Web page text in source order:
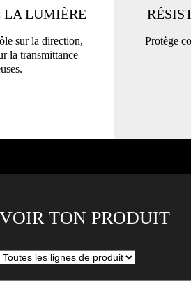
LA LUMIÈRE
sur la direction,
la transmittance
Protège
VOIR TON PRODUIT